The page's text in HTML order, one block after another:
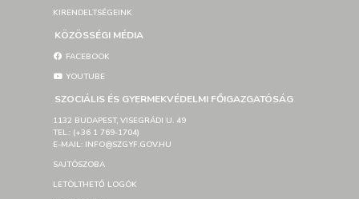
KIRENDELTSÉGEINK
KÖZÖSSÉGI MÉDIA
FACEBOOK
YOUTUBE
SZOCIÁLIS ÉS GYERMEKVÉDELMI FŐIGAZGATÓSÁG
1132 BUDAPEST, VISEGRÁDI U. 49
TEL.: (+36 1 769-1704)
E-MAIL: INFO@SZGYF.GOV.HU
SAJTÓSZOBA
LETÖLTHETŐ LOGÓK